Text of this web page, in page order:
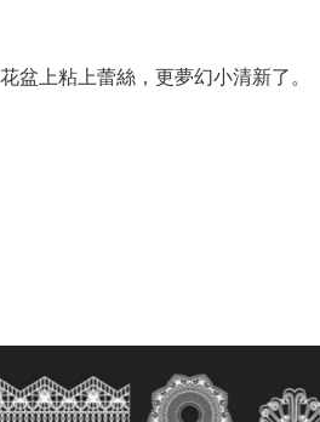
盆上粘上蕾絲，更夢幻小清新了。